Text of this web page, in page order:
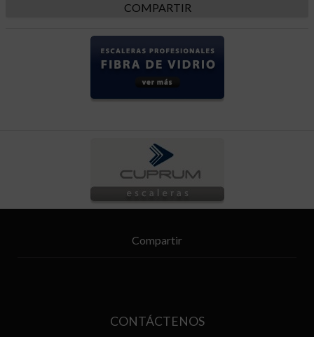
COMPARTIR
Compartir
CONTÁCTENOS